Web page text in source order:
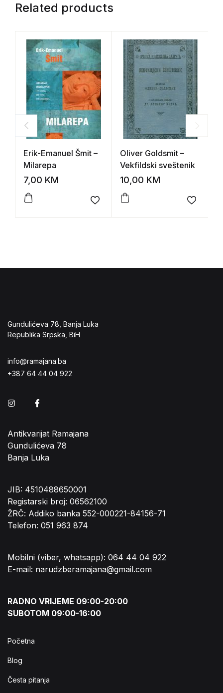
Related products
Erik-Emanuel Šmit –
Milarepa
7,00 KM
Add to wishlist
Oliver Goldsmit –
Vekfildski sveštenik
10,00 KM
Add to
Gundulićeva 78, Banja Luka
Republika Srpska, BiH
info@ramajana.ba
+387 64 44 04 922
Instagram
Antikvarijat Ramajana
Gundulićeva 78
Banja Luka
JIB: 4510488650001
Registarski broj: 06562100
ŽRČ: Addiko banka 552-000221-84156-71
Telefon: 051 963 874
Mobilni (viber, whatsapp): 064 44 04 922
E-mail: narudzberamajana@gmail.com
RADNO VRIJEME 09:00-20:00
SUBOTOM 09:00-16:00
Početna
Blog
Česta pitanja